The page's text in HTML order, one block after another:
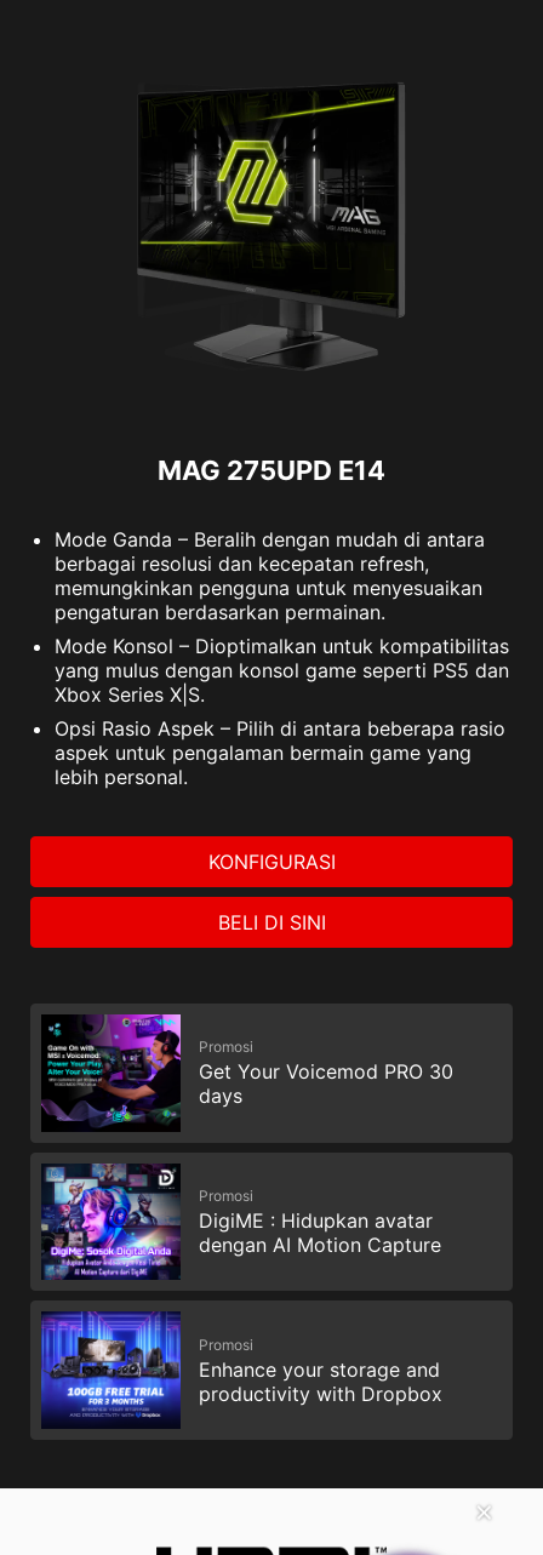
✕
MAG 275UPD E14
Mode Ganda – Beralih dengan mudah di antara
berbagai resolusi dan kecepatan refresh,
memungkinkan pengguna untuk menyesuaikan
pengaturan berdasarkan permainan.
Mode Konsol – Dioptimalkan untuk kompatibilitas
yang mulus dengan konsol game seperti PS5 dan
Xbox Series X|S.
Opsi Rasio Aspek – Pilih di antara beberapa rasio
aspek untuk pengalaman bermain game yang
lebih personal.
KONFIGURASI
BELI DI SINI
Promosi
Get Your Voicemod PRO 30
days
Promosi
DigiME : Hidupkan avatar
dengan AI Motion Capture
Promosi
Enhance your storage and
productivity with Dropbox